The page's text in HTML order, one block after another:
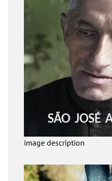
image description